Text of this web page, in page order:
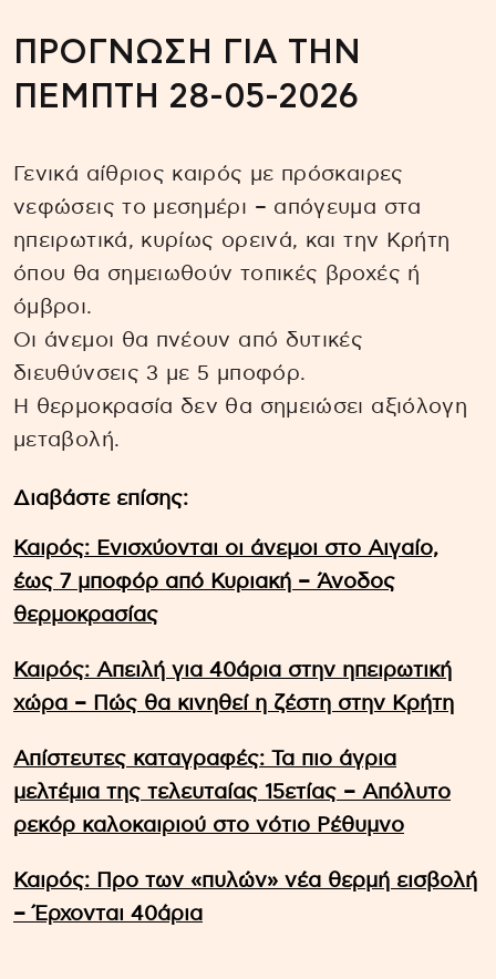
ΠΡΟΓΝΩΣΗ ΓΙΑ ΤΗΝ
ΠΕΜΠΤΗ 28-05-2026
Γενικά αίθριος καιρός με πρόσκαιρες
νεφώσεις το μεσημέρι – απόγευμα στα
ηπειρωτικά, κυρίως ορεινά, και την Κρήτη
όπου θα σημειωθούν τοπικές βροχές ή
όμβροι.
Οι άνεμοι θα πνέουν από δυτικές
διευθύνσεις 3 με 5 μποφόρ.
Η θερμοκρασία δεν θα σημειώσει αξιόλογη
μεταβολή.
Διαβάστε επίσης:
Καιρός: Ενισχύονται οι άνεμοι στο Αιγαίο,
έως 7 μποφόρ από Κυριακή – Άνοδος
θερμοκρασίας
Καιρός: Απειλή για 40άρια στην ηπειρωτική
χώρα – Πώς θα κινηθεί η ζέστη στην Κρήτη
Απίστευτες καταγραφές: Τα πιο άγρια
μελτέμια της τελευταίας 15ετίας – Απόλυτο
ρεκόρ καλοκαιριού στο νότιο Ρέθυμνο
Καιρός: Προ των «πυλών» νέα θερμή εισβολή
– Έρχονται 40άρια